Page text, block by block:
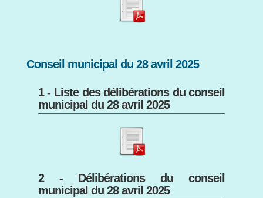
Conseil municipal du 28 avril 2025
1 - Liste des délibérations du conseil
municipal du 28 avril 2025
2 - Délibérations du conseil
municipal du 28 avril 2025